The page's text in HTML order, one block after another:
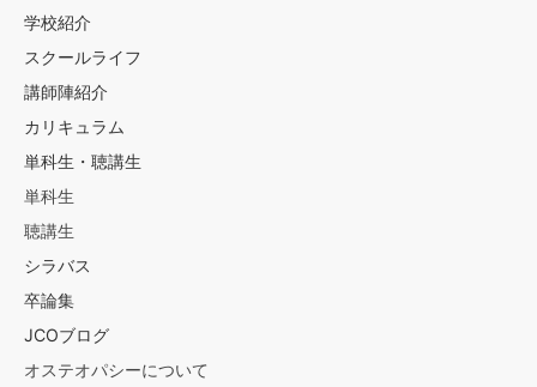
学校紹介
スクールライフ
講師陣紹介
カリキュラム
単科生・聴講生
単科生
聴講生
シラバス
卒論集
JCOブログ
オステオパシーについて